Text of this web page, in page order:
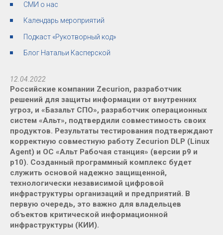
СМИ о нас
Календарь мероприятий
Подкаст «Рукотворный код»
Блог Натальи Касперской
12.04.2022
Российские компании Zecurion, разработчик
решений для защиты информации от внутренних
угроз, и «Базальт СПО», разработчик операционных
систем «Альт», подтвердили совместимость своих
продуктов. Результаты тестирования подтверждают
корректную совместную работу Zecurion DLP (Linux
Agent) и ОС «Альт Рабочая станция» (версии p9 и
p10). Созданный программный комплекс будет
служить основой надежно защищенной,
технологически независимой цифровой
инфраструктуры организаций и предприятий. В
первую очередь, это важно для владельцев
объектов критической информационной
инфраструктуры (КИИ).